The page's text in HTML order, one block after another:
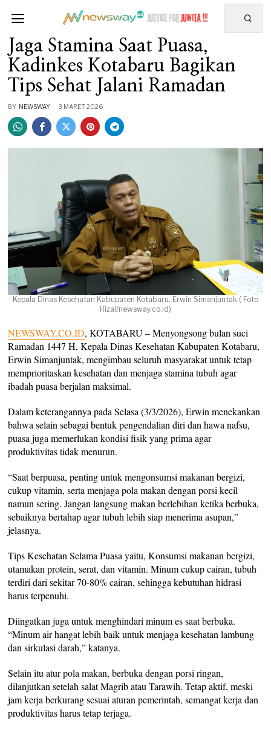
Jaga Stamina Saat Puasa,
Kadinkes Kotabaru Bagikan
Tips Sehat Jalani Ramadan
BY NEWSWAY 3 MARET 2026
Kepala Dinas Kesehatan Kabupaten Kotabaru, Erwin Simanjuntak ( Foto
Rizal/newsway.co.id)
NEWSWAY.CO.ID, KOTABARU – Menyongsong bulan suci
Ramadan 1447 H, Kepala Dinas Kesehatan Kabupaten Kotabaru,
Erwin Simanjuntak, mengimbau seluruh masyarakat untuk tetap
memprioritaskan kesehatan dan menjaga stamina tubuh agar
ibadah puasa berjalan maksimal.
Dalam keterangannya pada Selasa (3/3/2026), Erwin menekankan
bahwa selain sebagai bentuk pengendalian diri dan hawa nafsu,
puasa juga memerlukan kondisi fisik yang prima agar
produktivitas tidak menurun.
“Saat berpuasa, penting untuk mengonsumsi makanan bergizi,
cukup vitamin, serta menjaga pola makan dengan porsi kecil
namun sering. Jangan langsung makan berlebihan ketika berbuka,
sebaiknya bertahap agar tubuh lebih siap menerima asupan,”
jelasnya.
Tips Kesehatan Selama Puasa yaitu, Konsumsi makanan bergizi,
utamakan protein, serat, dan vitamin. Minum cukup cairan, tubuh
terdiri dari sekitar 70-80% cairan, sehingga kebutuhan hidrasi
harus terpenuhi.
Diingatkan juga untuk menghindari minum es saat berbuka.
“Minum air hangat lebih baik untuk menjaga kesehatan lambung
dan sirkulasi darah,” katanya.
Selain itu atur pola makan, berbuka dengan porsi ringan,
dilanjutkan setelah salat Magrib atau Tarawih. Tetap aktif, meski
jam kerja berkurang sesuai aturan pemerintah, semangat kerja dan
produktivitas harus tetap terjaga.